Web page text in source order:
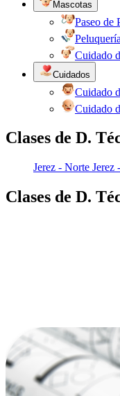
Mascotas
Paseo de
Cuidado
Cuidados
Cuidado
Cuidado
Clases de D.
Jerez - Norte Jerez
Clases de D.